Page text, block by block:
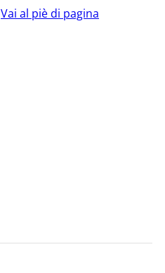
Vai al piè di pagina